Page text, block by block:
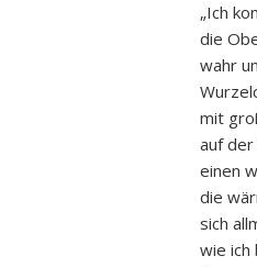
„Ich
die
wahr
mit
auf der
einen
die
sich
wie ich